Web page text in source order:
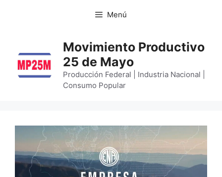
Menú
Movimiento Productivo
25 de Mayo
Producción Federal | Industria Nacional |
Consumo Popular